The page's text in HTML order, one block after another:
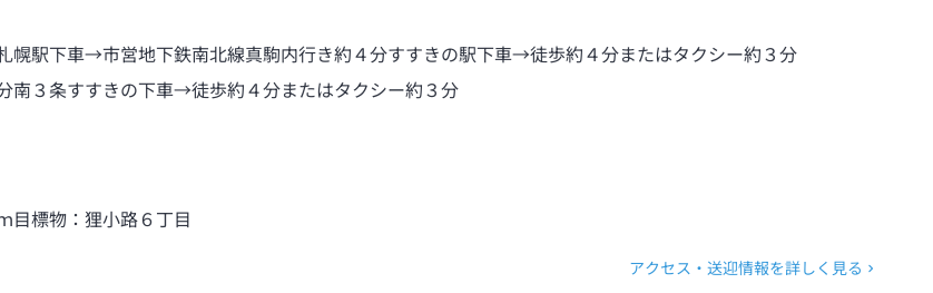
駅下車→市営地下鉄南北線真駒内行き約４分すすきの駅下車→徒歩約４分またはタクシー約３分
３条すすきの下車→徒歩約４分またはタクシー約３分
目標物：狸小路６丁目
アクセス・送迎情報を詳しく見る